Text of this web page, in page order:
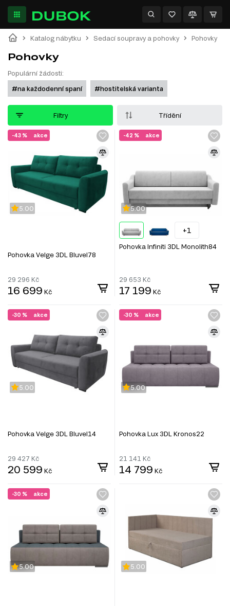
Katalog nábytku Sedací soupravy a pohovky Pohovky
Pohovky
Populární žádosti:
#na každodenní spaní #hostitelská varianta
Filtry Třídění
akce
-43 %
5.00
Pohovka Velge 3DL Bluvel78
29 296 Kč
16 699 Kč
akce
-42 %
5.00
+1
Pohovka Infiniti 3DL Monolith84
29 653 Kč
17 199 Kč
akce
-30 %
5.00
Pohovka Velge 3DL Bluvel14
29 427 Kč
20 599 Kč
akce
-30 %
5.00
Pohovka Lux 3DL Kronos22
21 141 Kč
14 799 Kč
akce
-30 %
5.00 5.00